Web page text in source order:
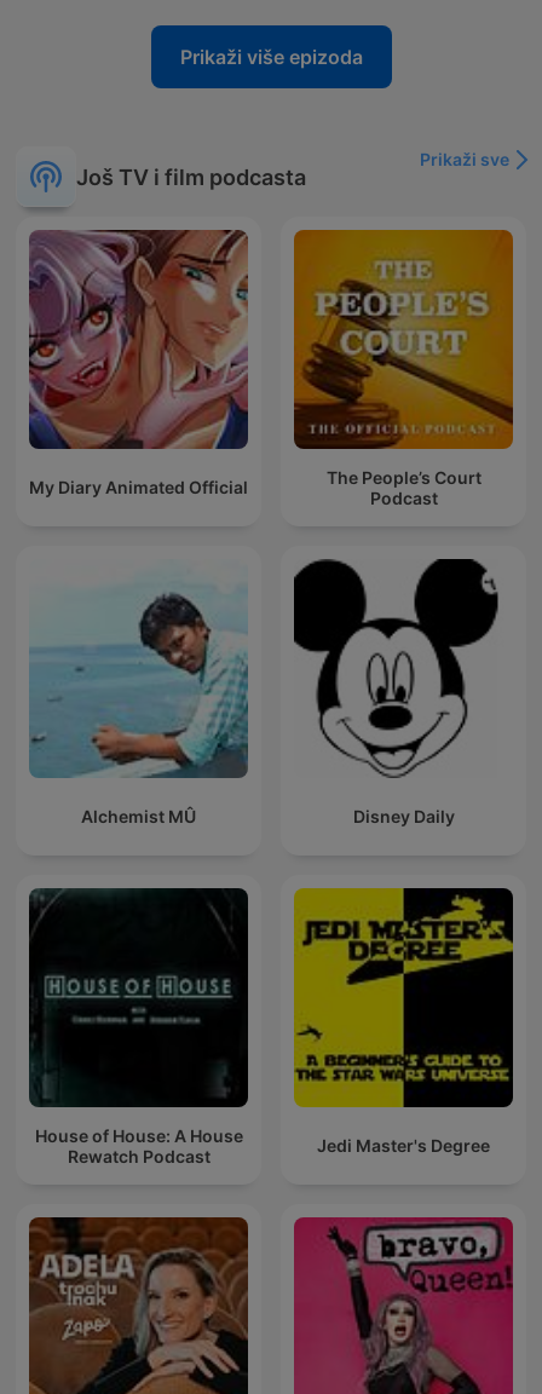
Prikaži više epizoda
Još TV i film podcasta
Prikaži sve
My Diary Animated Official
The People’s Court
Podcast
Alchemist MÛ Disney Daily
House of House: A House
Rewatch Podcast
Jedi Master's Degree